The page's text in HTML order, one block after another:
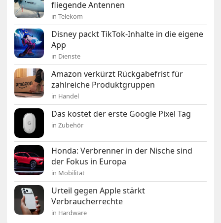
fliegende Antennen
in Telekom
Disney packt TikTok-Inhalte in die eigene
App
in Dienste
Amazon verkürzt Rückgabefrist für
zahlreiche Produktgruppen
in Handel
Das kostet der erste Google Pixel Tag
in Zubehör
Honda: Verbrenner in der Nische sind
der Fokus in Europa
in Mobilität
Urteil gegen Apple stärkt
Verbraucherrechte
in Hardware